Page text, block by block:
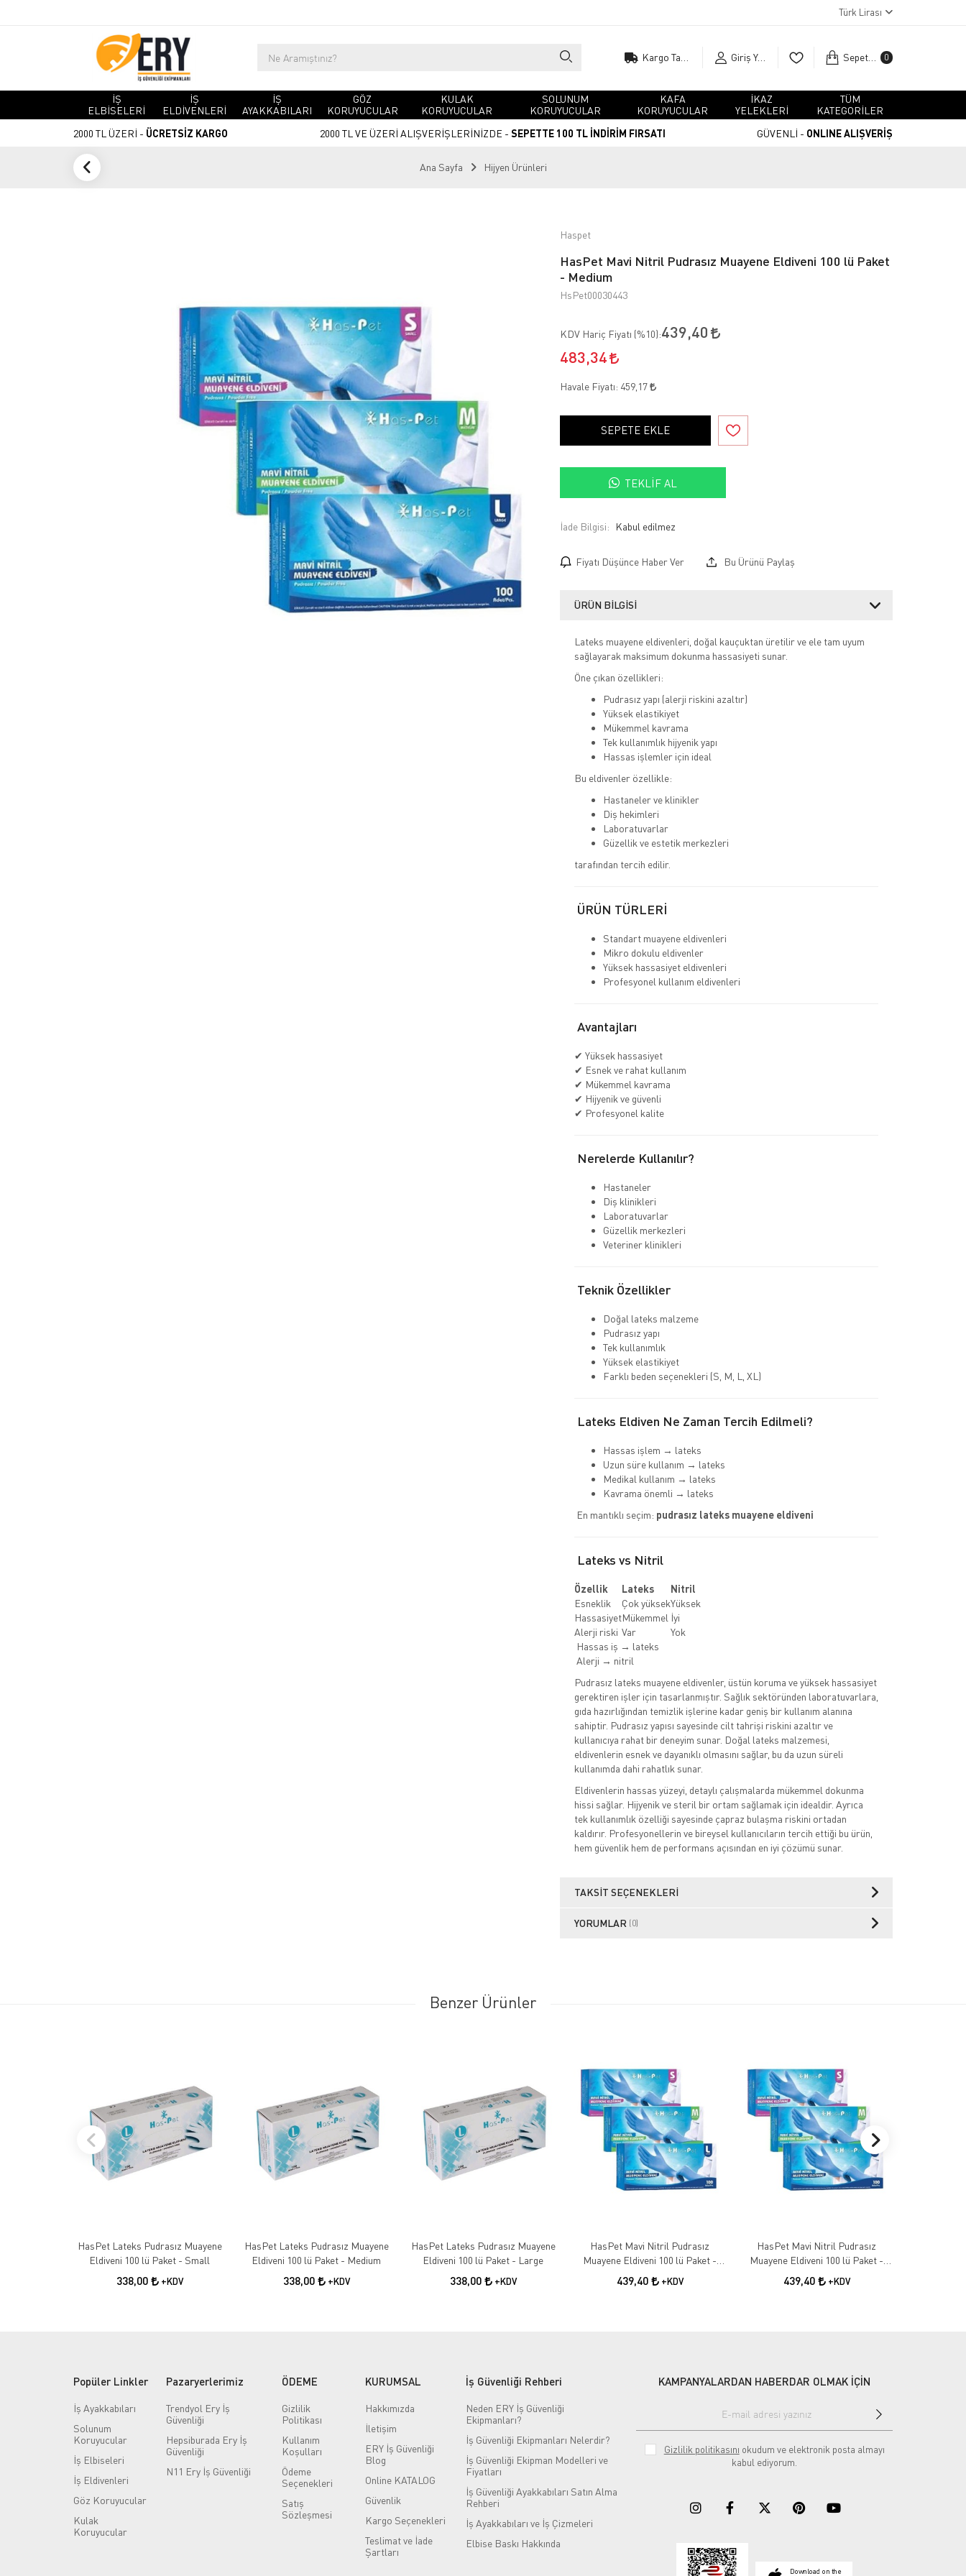
Türk Lirası
Giriş Yap Sepetim 0
İŞ
ELBİSELERİ
İŞ
ELDİVENLERİ
İŞ
AYAKKABILARI
GÖZ
KORUYUCULAR
KULAK
KORUYUCULAR
SOLUNUM
KORUYUCULAR
KAFA
KORUYUCULAR
İKAZ
YELEKLERİ
TÜM
KATEGORİLER
2000 TL ÜZERİ - ÜCRETSİZ KARGO 2000 TL VE ÜZERİ ALIŞVERİŞLERİNİZDE - SEPETTE 100 TL İNDİRİM FIRSATI GÜVENLİ - ONLINE ALIŞVERİŞ
Ana Sayfa Hijyen Ürünleri
Haspet
HasPet Mavi Nitril Pudrasız Muayene Eldiveni 100 lü Paket
- Medium
HsPet00030443
KDV Hariç Fiyatı (%10):439,40
483,34
Havale Fiyatı: 459,17
SEPETE EKLE
TEKLIF AL
İade Bilgisi:
Fiyatı Düşünce Haber Ver Bu Ürünü Paylaş
ÜRÜN BILGISI
Lateks muayene eldivenleri, doğal kauçuktan üretilir ve ele tam uyum
sağlayarak maksimum dokunma hassasiyeti sunar.
Öne çıkan özellikleri:
Pudrasız yapı (alerji riskini azaltır)
Yüksek elastikiyet
Mükemmel kavrama
Tek kullanımlık hijyenik yapı
Hassas işlemler için ideal
Bu eldivenler özellikle:
Hastaneler ve klinikler
Diş hekimleri
Laboratuvarlar
Güzellik ve estetik merkezleri
tarafından tercih edilir.
ÜRÜN TÜRLERİ
Standart muayene eldivenleri
Mikro dokulu eldivenler
Yüksek hassasiyet eldivenleri
Profesyonel kullanım eldivenleri
Avantajları
✔ Yüksek hassasiyet
✔ Esnek ve rahat kullanım
✔ Mükemmel kavrama
✔ Hijyenik ve güvenli
✔ Profesyonel kalite
Nerelerde Kullanılır?
Hastaneler
Diş klinikleri
Laboratuvarlar
Güzellik merkezleri
Veteriner klinikleri
Teknik Özellikler
Doğal lateks malzeme
Pudrasız yapı
Tek kullanımlık
Yüksek elastikiyet
Farklı beden seçenekleri (S, M, L, XL)
Lateks Eldiven Ne Zaman Tercih Edilmeli?
Hassas işlem → lateks
Uzun süre kullanım → lateks
Medikal kullanım → lateks
Kavrama önemli → lateks
En mantıklı seçim: pudrasız lateks muayene eldiveni
Lateks vs Nitril
Özellik Lateks
Nitril
Esneklik
Çok yüksekYüksek
HassasiyetMükemmel İyi
Alerji riski Var
Yok
Hassas iş → lateks
Alerji → nitril
Pudrasız lateks muayene eldivenler, üstün koruma ve yüksek hassasiyet
gerektiren işler için tasarlanmıştır. Sağlık sektöründen laboratuvarlara,
gıda hazırlığından temizlik işlerine kadar geniş bir kullanım alanına
sahiptir. Pudrasız yapısı sayesinde cilt tahrişi riskini azaltır ve
kullanıcıya rahat bir deneyim sunar. Doğal lateks malzemesi,
eldivenlerin esnek ve dayanıklı olmasını sağlar, bu da uzun süreli
kullanımda dahi rahatlık sunar.
Eldivenlerin hassas yüzeyi, detaylı çalışmalarda mükemmel dokunma
hissi sağlar. Hijyenik ve steril bir ortam sağlamak için idealdir. Ayrıca
tek kullanımlık özelliği sayesinde çapraz bulaşma riskini ortadan
kaldırır. Profesyonellerin ve bireysel kullanıcıların tercih ettiği bu ürün,
hem güvenlik hem de performans açısından en iyi çözümü sunar.
TAKSIT SEÇENEKLERI
YORUMLAR (0)
Benzer Ürünler
HasPet Lateks Pudrasız Muayene
Eldiveni 100 lü Paket - Small
338,00 +KDV
HasPet Lateks Pudrasız Muayene
Eldiveni 100 lü Paket - Medium
338,00 +KDV
HasPet Lateks Pudrasız Muayene
Eldiveni 100 lü Paket - Large
338,00 +KDV
HasPet Mavi Nitril Pudrasız
Muayene Eldiveni 100 lü Paket -
Small
439,40 +KDV
HasPet Mavi Nitril Pudrasız
Muayene Eldiveni 100 lü Paket -
Large
439,40 +KDV
Popüler Linkler
İş Ayakkabıları
Solunum
Koruyucular
İş Elbiseleri
İş Eldivenleri
Göz Koruyucular
Kulak
Koruyucular
Pazaryerlerimiz
Trendyol Ery İş
Güvenliği
Hepsiburada Ery İş
Güvenliği
N11 Ery İş Güvenliği
ÖDEME
Gizlilik
Politikası
Kullanım
Koşulları
Ödeme
Seçenekleri
Satış
Sözleşmesi
KURUMSAL
Hakkımızda
İletişim
ERY İş Güvenliği
Blog
Online KATALOG
Güvenlik
Kargo Seçenekleri
Teslimat ve İade
Şartları
İş Güvenliği Rehberi
Neden ERY İş Güvenliği
Ekipmanları?
İş Güvenliği Ekipmanları Nelerdir?
İş Güvenliği Ekipman Modelleri ve
Fiyatları
İş Güvenliği Ayakkabıları Satın Alma
Rehberi
İş Ayakkabıları ve İş Çizmeleri
Elbise Baskı Hakkında
KAMPANYALARDAN HABERDAR OLMAK İÇİN
Gizlilik politikasını okudum ve elektronik posta almayı
kabul ediyorum.
Download on the